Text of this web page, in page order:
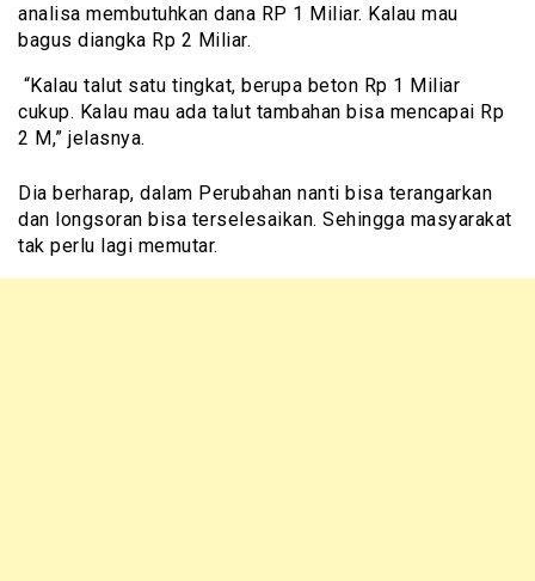
analisa membutuhkan dana RP 1 Miliar. Kalau mau
bagus diangka Rp 2 Miliar.
“Kalau talut satu tingkat, berupa beton Rp 1 Miliar
cukup. Kalau mau ada talut tambahan bisa mencapai Rp
2 M,” jelasnya.
Dia berharap, dalam Perubahan nanti bisa terangarkan
dan longsoran bisa terselesaikan. Sehingga masyarakat
tak perlu lagi memutar.